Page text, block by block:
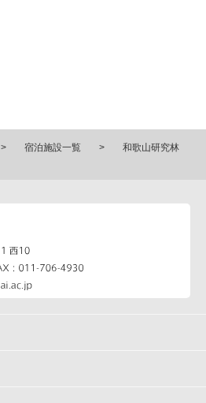
宿泊施設一覧
和歌山研究林